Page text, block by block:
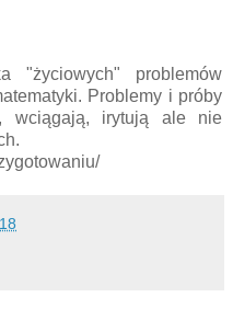
"życiowych" problemów
Problemy i próby
wciągają, irytują ale nie